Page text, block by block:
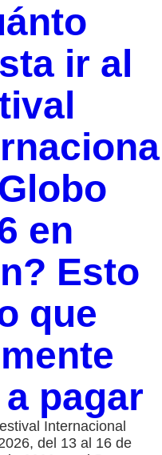
ir al
en
Esto
que
pagar
Internacional
del 13 al 16 de